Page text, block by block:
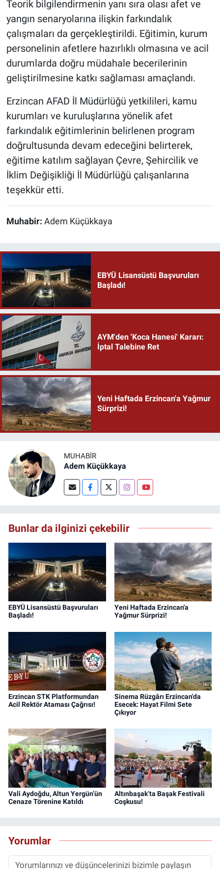
Teorik bilgilendirmenin yanı sıra olası afet ve
yangın senaryolarına ilişkin farkındalık
çalışmaları da gerçekleştirildi. Eğitimin, kurum
personelinin afetlere hazırlıklı olmasına ve acil
durumlarda doğru müdahale becerilerinin
geliştirilmesine katkı sağlaması amaçlandı.
Erzincan AFAD İl Müdürlüğü yetkilileri, kamu
kurumları ve kuruluşlarına yönelik afet
farkındalık eğitimlerinin belirlenen program
doğrultusunda devam edeceğini belirterek,
eğitime katılım sağlayan Çevre, Şehircilik ve
İklim Değişikliği İl Müdürlüğü çalışanlarına
teşekkür etti.
Muhabir: Adem Küçükkaya
EBYÜ Lisansüstü Başvuruları
Başladı!
AYM'den 'Koca Hanesi' Kararı:
İptal Talebine Ret
Yeni Haftada Erzincan'a Yağmur
Sürprizi!
MUHABIR
Adem Küçükkaya
Bunlar da ilginizi çekebilir
EBYÜ Lisansüstü Başvuruları
Başladı!
Yeni Haftada Erzincan'a
Yağmur Sürprizi!
Erzincan STK Platformundan
Acil Rektör Ataması Çağrısı!
Sinema Rüzgârı Erzincan'da
Esecek: Hayat Filmi Sete
Çıkıyor
Vali Aydoğdu, Altun Yergün’ün
Cenaze Törenine Katıldı
Altınbaşak’ta Başak Festivali
Coşkusu!
Yorumlar